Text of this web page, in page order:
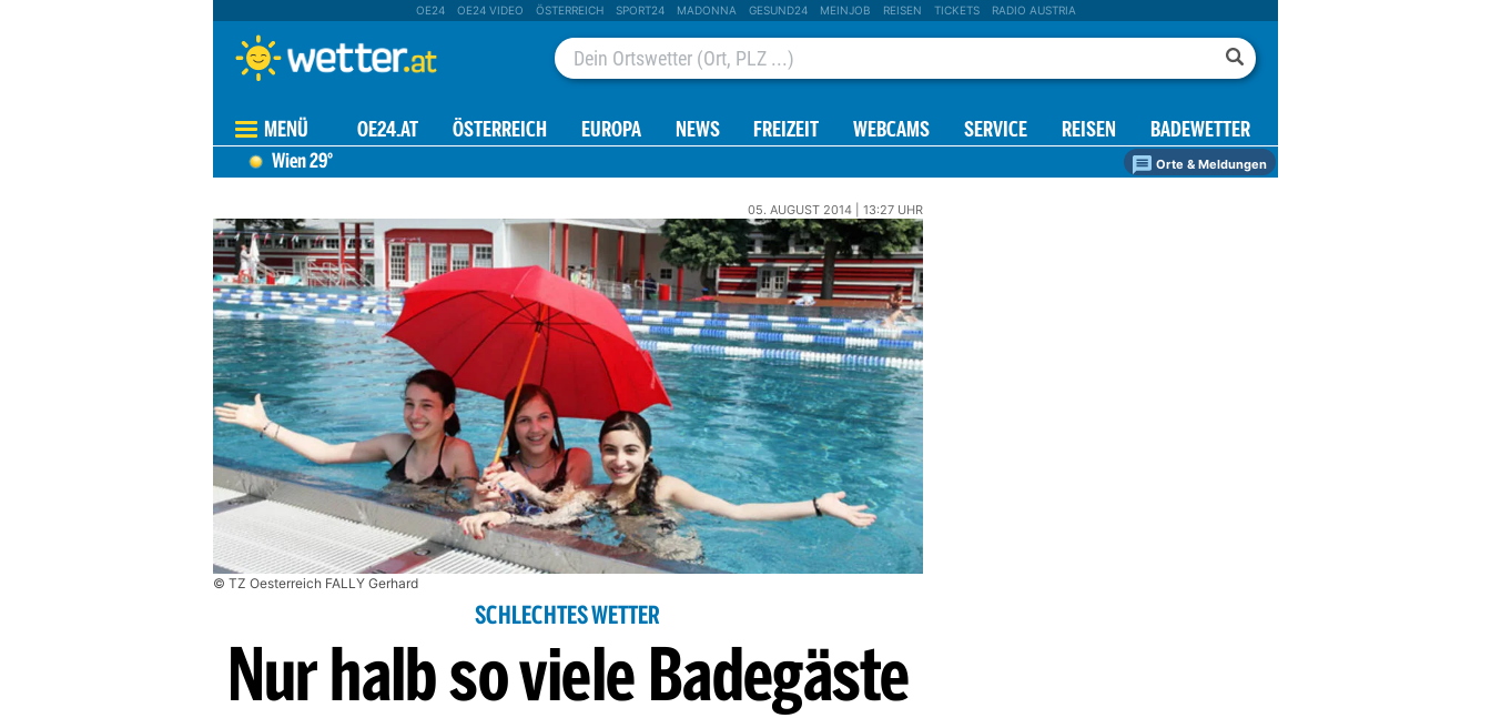
OE24 OE24 VIDEO ÖSTERREICH SPORT24 MADONNA GESUND24 MEINJOB REISEN TICKETS RADIO AUSTRIA
MENÜ OE24.AT ÖSTERREICH EUROPA NEWS FREIZEIT WEBCAMS SERVICE REISEN BADEWETTER
Wien29° Orte & Meldungen
05. AUGUST 2014 | 13:27 UHR
© TZ Oesterreich FALLY Gerhard
SCHLECHTES WETTER
Nur halb so viele Badegäste